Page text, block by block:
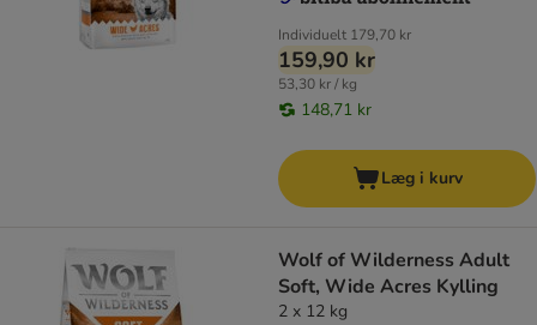
Individuelt 179,70 kr
159,90 kr
53,30 kr / kg
148,71 kr
Læg i kurv
Wolf of Wilderness Adult
Soft, Wide Acres Kylling
2 x 12 kg